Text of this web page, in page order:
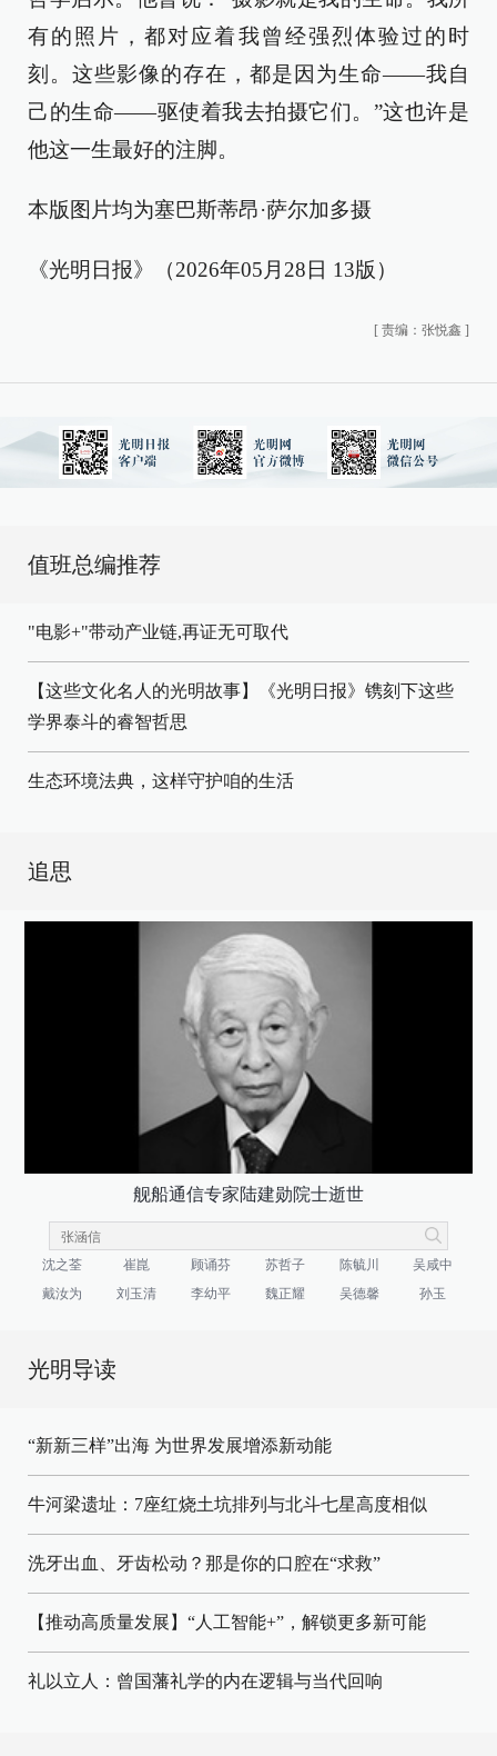
有的照片，都对应着我曾经强烈体验过的时
刻。这些影像的存在，都是因为生命——我自
己的生命——驱使着我去拍摄它们。”这也许是
他这一生最好的注脚。
本版图片均为塞巴斯蒂昂·萨尔加多摄
《光明日报》（2026年05月28日 13版）
[ 责编：张悦鑫 ]
值班总编推荐
"电影+"带动产业链,再证无可取代
【这些文化名人的光明故事】《光明日报》镌刻下这些
学界泰斗的睿智哲思
生态环境法典，这样守护咱的生活
追思
舰船通信专家陆建勋院士逝世
沈之荃 崔崑 顾诵芬 苏哲子 陈毓川
吴咸中
戴汝为
刘玉清 李幼平 魏正耀 吴德馨 孙玉
光明导读
“新新三样”出海 为世界发展增添新动能
牛河梁遗址：7座红烧土坑排列与北斗七星高度相似
洗牙出血、牙齿松动？那是你的口腔在“求救”
【推动高质量发展】“人工智能+”，解锁更多新可能
礼以立人：曾国藩礼学的内在逻辑与当代回响